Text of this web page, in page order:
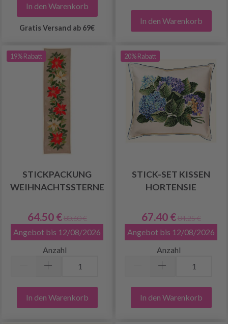
In den Warenkorb
Gratis Versand ab 69€
In den Warenkorb
19% Rabatt
STICKPACKUNG
WEIHNACHTSSTERNE
64.50 € 80.60 €
Angebot bis 12/08/2026
Anzahl
In den Warenkorb
20% Rabatt
STICK-SET KISSEN
HORTENSIE
67.40 € 84.25 €
Angebot bis 12/08/2026
Anzahl
In den Warenkorb